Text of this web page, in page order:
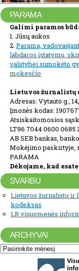
PARAMA
Galimi paramos
1. Jūsų aukos
2. Parama,
labdaros įstatymu,
valstybei sumokėto
mokesčio
Lietuvos žurnalistų
Adresas: Vytauto g.,
Įmonės kodas:
Atsiskaitomosios
LT96 7044 0600 0685
AB SEB bankas,
Mokėjimo paskirtyje,
PARAMA
Dėkojame, kad
SVARBU
Lietuvos žurnalistų ir
kodeksas
LR visuomenės
ARCHYVAI
Archyvai